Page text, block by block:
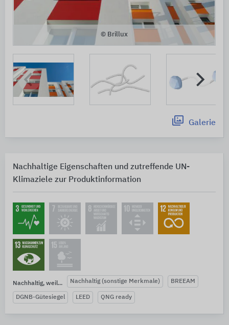
© Brillux
Galerie
Nachhaltige Eigenschaften und zutreffende UN-
Klimaziele zur Produktinformation
Nachhaltig, weil... Nachhaltig (sonstige Merkmale) BREEAM
DGNB-Gütesiegel LEED QNG ready